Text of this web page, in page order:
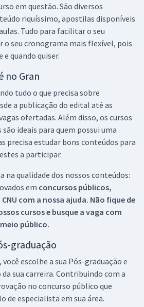
em questão. São diversos
riquíssimo, apostilas disponíveis
Tudo para facilitar o seu
seu cronograma mais flexível, pois
e quando quiser.
no Gran
tudo o que precisa sobre
a publicação do edital até as
ofertadas. Além disso, os cursos
ideais para quem possui uma
precisa estudar bons conteúdos para
a participar.
na qualidade dos nossos conteúdos:
em concursos públicos,
com a nossa ajuda. Não fique de
cursos e busque a vaga com
público.
graduação
escolhe a sua Pós-graduação e
sua carreira. Contribuindo com a
no concurso público que
de especialista em sua área.